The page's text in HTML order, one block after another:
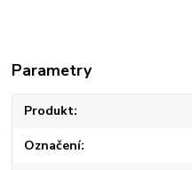
Parametry
Produkt
Označení